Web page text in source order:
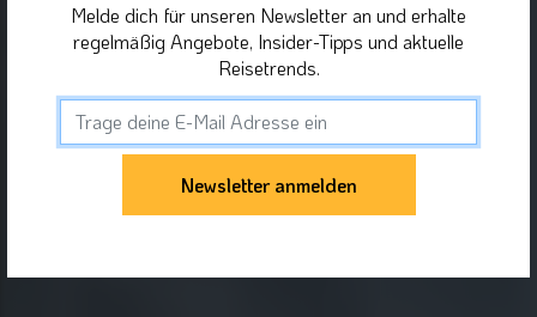
Melde dich für unseren Newsletter an und erhalte
regelmäßig Angebote, Insider-Tipps und aktuelle
Reisetrends.